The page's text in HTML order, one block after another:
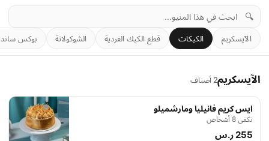
🔍
الآيسكريم الكيكات قطع الكيك الفردية الشوكولاتة بوكس
الآيسكريم2 أصناف
ايس كريم فانيليا ومارشميلو
تكفي 8 أشخاص
255 ر.س